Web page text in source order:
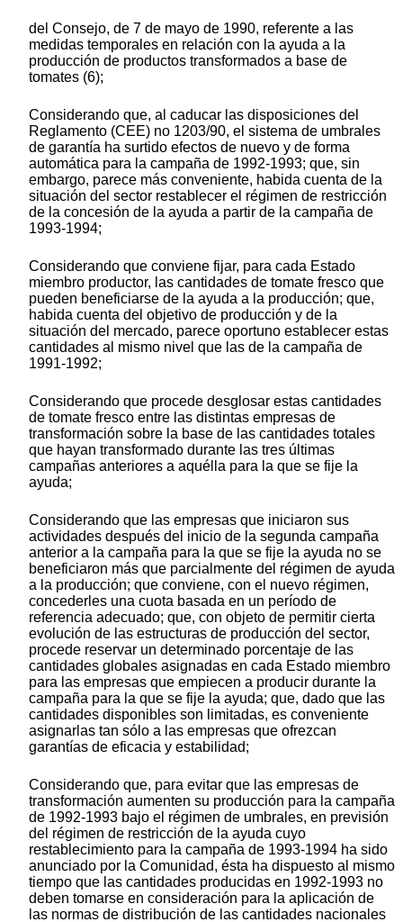
del Consejo, de 7 de mayo de 1990, referente a las
medidas temporales en relación con la ayuda a la
producción de productos transformados a base de
tomates (6);
Considerando que, al caducar las disposiciones del
Reglamento (CEE) no 1203/90, el sistema de umbrales
de garantía ha surtido efectos de nuevo y de forma
automática para la campaña de 1992-1993; que, sin
embargo, parece más conveniente, habida cuenta de la
situación del sector restablecer el régimen de restricción
de la concesión de la ayuda a partir de la campaña de
1993-1994;
Considerando que conviene fijar, para cada Estado
miembro productor, las cantidades de tomate fresco que
pueden beneficiarse de la ayuda a la producción; que,
habida cuenta del objetivo de producción y de la
situación del mercado, parece oportuno establecer estas
cantidades al mismo nivel que las de la campaña de
1991-1992;
Considerando que procede desglosar estas cantidades
de tomate fresco entre las distintas empresas de
transformación sobre la base de las cantidades totales
que hayan transformado durante las tres últimas
campañas anteriores a aquélla para la que se fije la
ayuda;
Considerando que las empresas que iniciaron sus
actividades después del inicio de la segunda campaña
anterior a la campaña para la que se fije la ayuda no se
beneficiaron más que parcialmente del régimen de ayuda
a la producción; que conviene, con el nuevo régimen,
concederles una cuota basada en un período de
referencia adecuado; que, con objeto de permitir cierta
evolución de las estructuras de producción del sector,
procede reservar un determinado porcentaje de las
cantidades globales asignadas en cada Estado miembro
para las empresas que empiecen a producir durante la
campaña para la que se fije la ayuda; que, dado que las
cantidades disponibles son limitadas, es conveniente
asignarlas tan sólo a las empresas que ofrezcan
garantías de eficacia y estabilidad;
Considerando que, para evitar que las empresas de
transformación aumenten su producción para la campaña
de 1992-1993 bajo el régimen de umbrales, en previsión
del régimen de restricción de la ayuda cuyo
restablecimiento para la campaña de 1993-1994 ha sido
anunciado por la Comunidad, ésta ha dispuesto al mismo
tiempo que las cantidades producidas en 1992-1993 no
deben tomarse en consideración para la aplicación de
las normas de distribución de las cantidades nacionales